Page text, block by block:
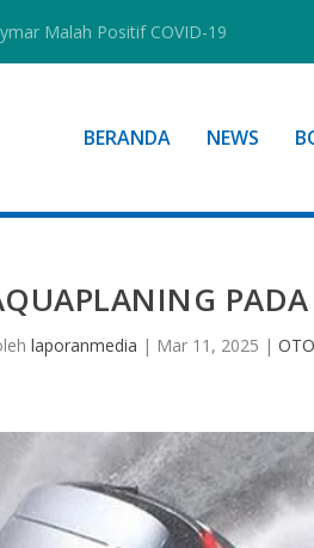
Malah Positif COVID-19
BERANDA NEWS
laporanmedia | Mar 11, 2025 |